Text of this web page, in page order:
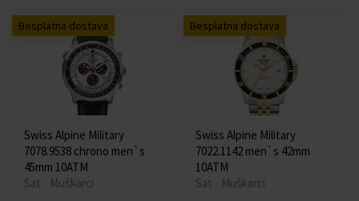
Besplatna dostava
Swiss Alpine Military
7078.9538 chrono men`s
45mm 10ATM
Sat - Muškarci
Besplatna dostava
Swiss Alpine Military
7022.1142 men`s 42mm
10ATM
Sat - Muškarci